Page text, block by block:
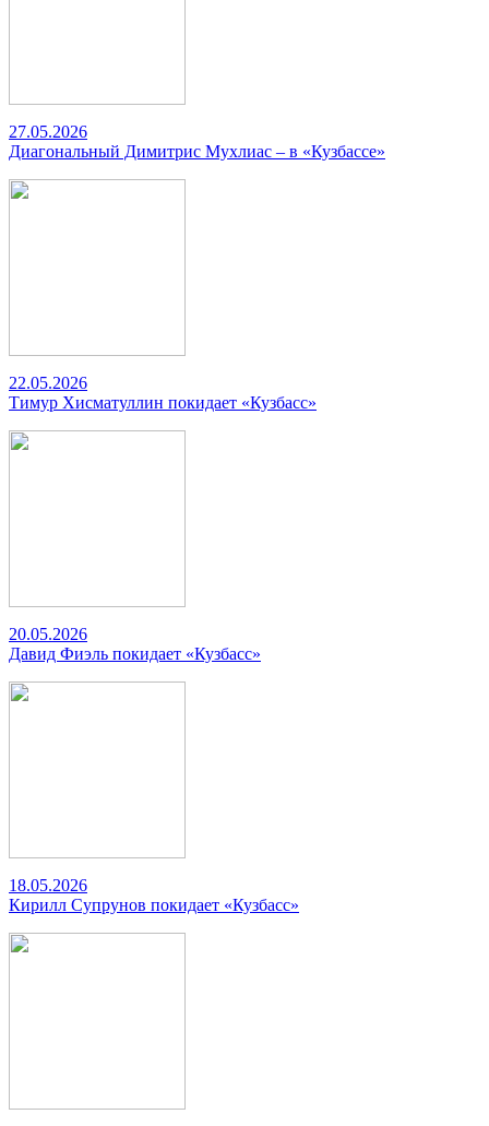
27.05.2026
Диагональный Димитрис Мухлиас – в «Кузбассе»
22.05.2026
Тимур Хисматуллин покидает «Кузбасс»
20.05.2026
Давид Фиэль покидает «Кузбасс»
18.05.2026
Кирилл Супрунов покидает «Кузбасс»